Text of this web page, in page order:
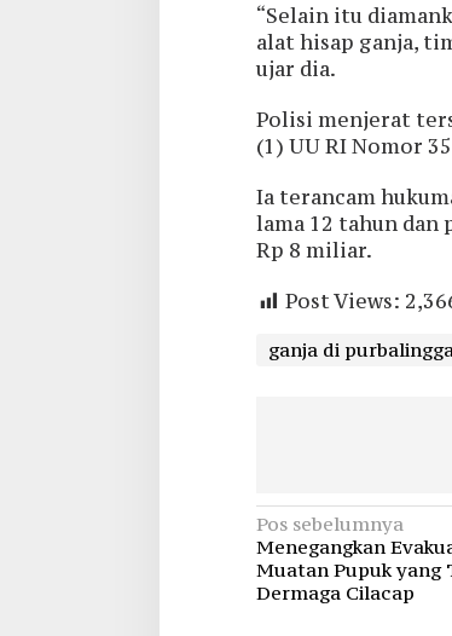
“Selain itu
alat hisap ganja,
ujar dia.
Polisi menjerat
(1) UU RI Nomor
Ia terancam
lama 12 tahun dan
Rp 8 miliar.
Post Views:
ganja di purbalingga
Navigasi
pos
Pos sebelumnya
Menegangkan
Muatan Pupuk yang
Dermaga Cilacap